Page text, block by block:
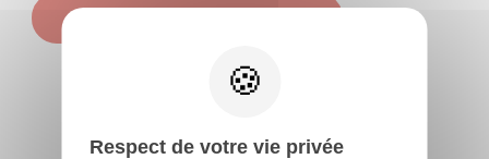
Respect de votre vie privée